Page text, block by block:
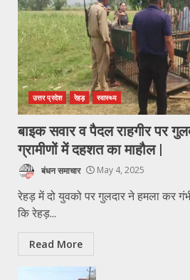
उत्तर प्रदेश रेहड़ स्वास्थ्य
बाइक सवार व पैदल राहगीर पर
ग्रामीणों में दहशत का माहौल |
बंधन समाचार May 4, 2025
रेहड़ में दो युवको पर गुलदार ने हमला कर
कि रेहड़...
Read More